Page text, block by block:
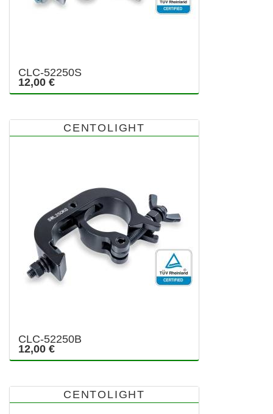
CLC-52250S
12,00 €
CENTOLIGHT
CLC-52250B
12,00 €
CENTOLIGHT